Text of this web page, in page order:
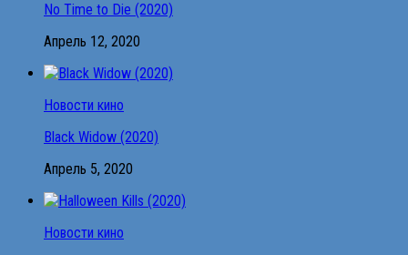
No Time to Die (2020)
Апрель 12, 2020
Новости кино
Black Widow (2020)
Апрель 5, 2020
Новости кино